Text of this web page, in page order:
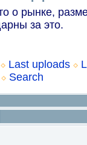
о рынке,
за это.
Last uploads
Search